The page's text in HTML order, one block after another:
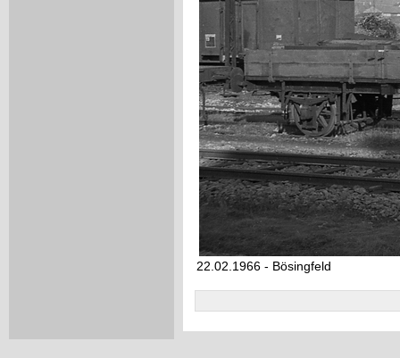
22.02.1966 - Bösingfeld